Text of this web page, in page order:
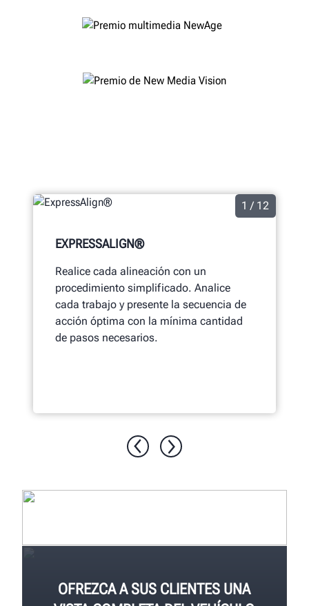
1 / 12
EXPRESSALIGN®
Realice cada alineación con un
procedimiento simplificado. Analice
cada trabajo y presente la secuencia de
acción óptima con la mínima cantidad
de pasos necesarios.
OFREZCA A SUS CLIENTES UNA